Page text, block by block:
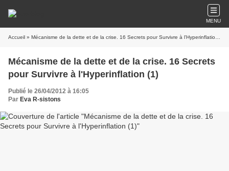
MENU
Accueil » Mécanisme de la dette et de la crise. 16 Secrets pour Survivre à l'Hyperinflation (1)
Mécanisme de la dette et de la crise. 16 Secrets
pour Survivre à l'Hyperinflation (1)
Publié le 26/04/2012 à 16:05
Par Eva R-sistons